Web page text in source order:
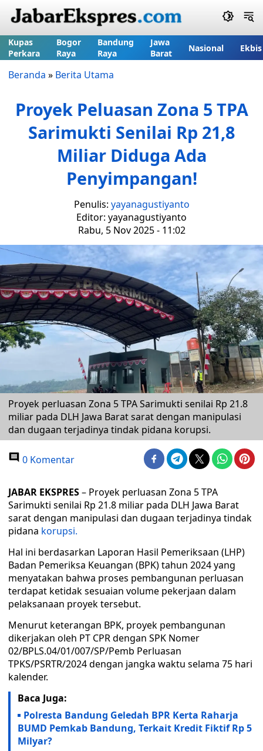
Kupas
Perkara
Bogor
Raya
Bandung
Raya
Jawa
Barat
Nasional Ekbis
Beranda » Berita Utama
Proyek Peluasan Zona 5 TPA
Sarimukti Senilai Rp 21,8
Miliar Diduga Ada
Penyimpangan!
Penulis: yayanagustiyanto
Editor: yayanagustiyanto
Rabu, 5 Nov 2025 - 11:02
Proyek perluasan Zona 5 TPA Sarimukti senilai Rp 21.8
miliar pada DLH Jawa Barat sarat dengan manipulasi
dan dugaan terjadinya tindak pidana korupsi.
0 Komentar
JABAR EKSPRES– Proyek perluasan Zona 5 TPA
Sarimukti senilai Rp 21.8 miliar pada DLH Jawa Barat
sarat dengan manipulasi dan dugaan terjadinya tindak
pidana korupsi.
Hal ini berdasarkan Laporan Hasil Pemeriksaan (LHP)
Badan Pemeriksa Keuangan (BPK) tahun 2024 yang
menyatakan bahwa proses pembangunan perluasan
terdapat ketidak sesuaian volume pekerjaan dalam
pelaksanaan proyek tersebut.
Menurut keterangan BPK, proyek pembangunan
dikerjakan oleh PT CPR dengan SPK Nomer
02/BPLS.04/01/007/SP/Pemb Perluasan
TPKS/PSRTR/2024 dengan jangka waktu selama 75 hari
kalender.
Baca Juga:
Polresta Bandung Geledah BPR Kerta Raharja
BUMD Pemkab Bandung, Terkait Kredit Fiktif Rp 5
Milyar?